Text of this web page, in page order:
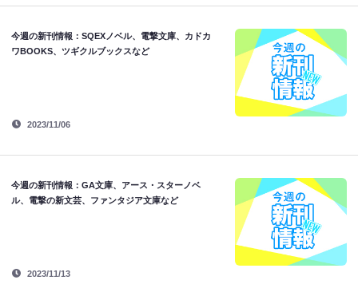
今週の新刊情報：SQEXノベル、電撃文庫、カドカ
ワBOOKS、ツギクルブックスなど
2023/11/06
今週の新刊情報：GA文庫、アース・スターノベ
ル、電撃の新文芸、ファンタジア文庫など
2023/11/13